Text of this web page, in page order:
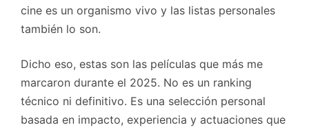
cine es un organismo vivo y las listas personales
también lo son.
Dicho eso, estas son las películas que más me
marcaron durante el 2025. No es un ranking
técnico ni definitivo. Es una selección personal
basada en impacto, experiencia y actuaciones que